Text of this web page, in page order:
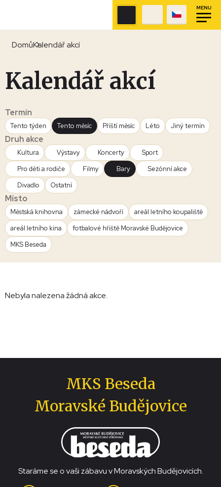
MENU
DomůKalendář akcí
Kalendář akcí
Termín
Tento týden Tento měsíc Příští měsíc Léto Jiný termín
Druh akce
Kultura Výstavy Koncerty
Sport
Pro děti a rodiče
Filmy Bary
Sezónní akce
Divadlo
Ostatní
Místo
Městská knihovna zámecké nádvoří
areál letního koupaliště
areál letního kina
fotbalové hřiště Moravské Budějovice
MKS Beseda
Nebyla nalezena žádná akce.
MKS Beseda
Moravské Budějovice
Staráme se o vaši zábavu v Moravských Budějovicích.